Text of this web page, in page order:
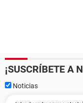
¡SUSCRÍBETE A
Noticias